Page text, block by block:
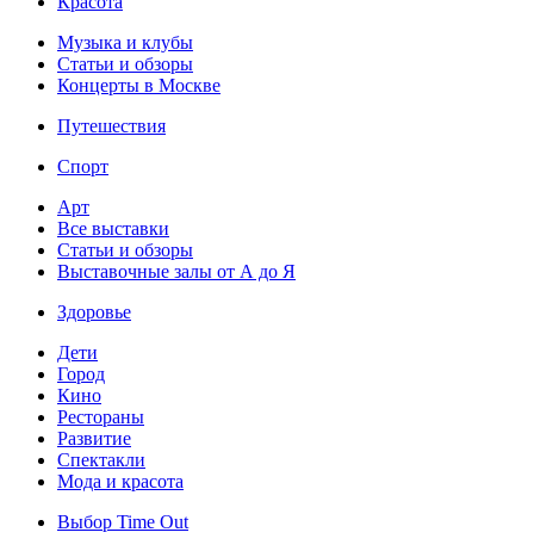
Музыка и клубы
Статьи и обзоры
Концерты в Москве
Путешествия
Спорт
Арт
Все выставки
Статьи и обзоры
Выставочные залы от А до Я
Здоровье
Дети
Город
Кино
Рестораны
Развитие
Спектакли
Мода и красота
Выбор Time Out